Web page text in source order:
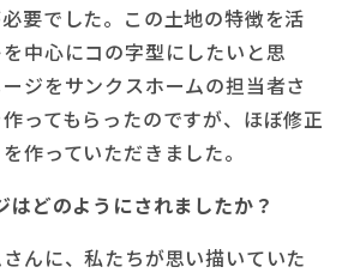
要でした。この土地の特徴を活
中心にコの字型にしたいと思
ジをサンクスホームの担当者さ
ってもらったのですが、ほぼ修正
作っていただきました。
はどのようにされましたか？
んに、私たちが思い描いていた